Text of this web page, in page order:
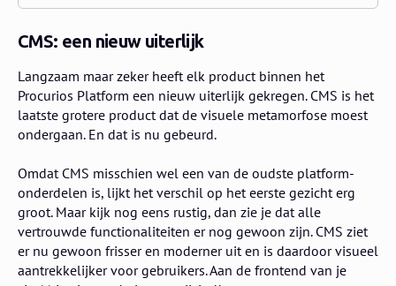
CMS: een nieuw uiterlijk
Langzaam maar zeker heeft elk product binnen het
Procurios Platform een nieuw uiterlijk gekregen. CMS is het
laatste grotere product dat de visuele metamorfose moest
ondergaan. En dat is nu gebeurd.
Omdat CMS misschien wel een van de oudste platform-
onderdelen is, lijkt het verschil op het eerste gezicht erg
groot. Maar kijk nog eens rustig, dan zie je dat alle
vertrouwde functionaliteiten er nog gewoon zijn. CMS ziet
er nu gewoon frisser en moderner uit en is daardoor visueel
aantrekkelijker voor gebruikers. Aan de frontend van je